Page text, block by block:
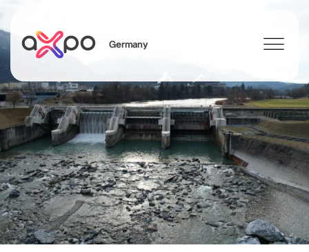
Germany
Search
Axpo Group